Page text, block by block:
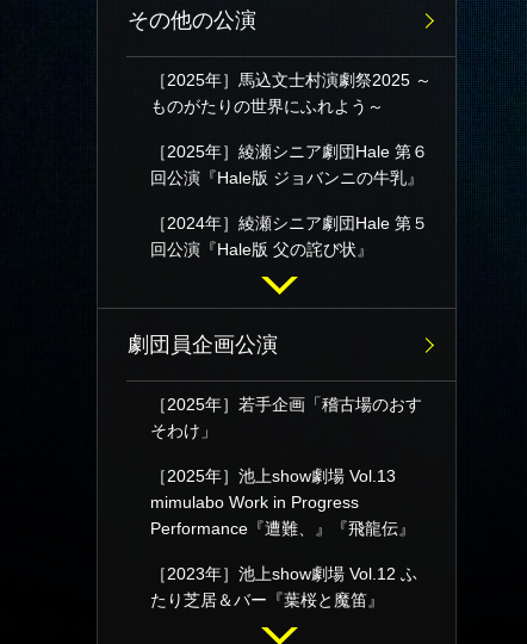
その他の公演
［2025年］馬込文士村演劇祭2025 ～
ものがたりの世界にふれよう～
［2025年］綾瀬シニア劇団Hale 第６
回公演『Hale版 ジョバンニの牛乳』
［2024年］綾瀬シニア劇団Hale 第５
回公演『Hale版 父の詫び状』
劇団員企画公演
［2025年］若手企画「稽古場のおす
そわけ」
［2025年］池上show劇場 Vol.13
mimulabo Work in Progress
Performance『遭難、』『飛龍伝』
［2023年］池上show劇場 Vol.12 ふ
たり芝居＆バー『葉桜と魔笛』